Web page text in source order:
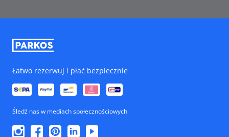
Łatwo rezerwuj i płać bezpiecznie
Śledź nas w mediach społecznościowych